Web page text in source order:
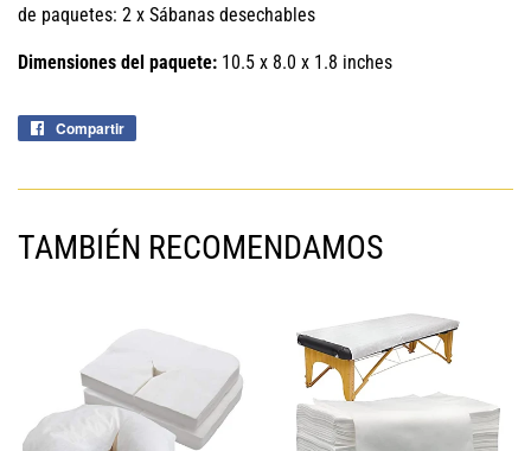
de paquetes: 2 x Sábanas desechables
Dimensiones del paquete: 10.5 x 8.0 x 1.8 inches
Compartir
TAMBIÉN RECOMENDAMOS